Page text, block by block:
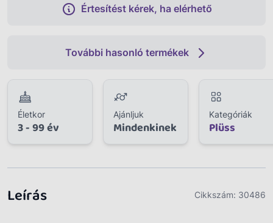
Értesítést kérek, ha elérhető
További hasonló termékek
Életkor
3 - 99 év
Ajánljuk
Mindenkinek
Kategóriák
Plüss
Leírás Cikkszám: 30486